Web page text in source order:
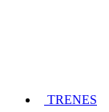
TRENES